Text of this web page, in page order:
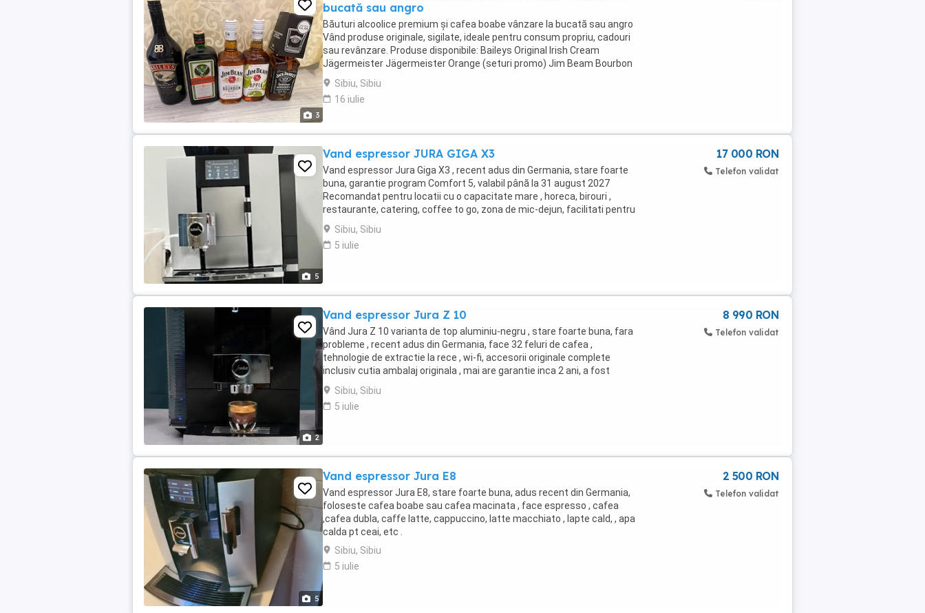
3
bucată sau angro
Băuturi alcoolice premium și cafea boabe vânzare la bucată sau angro
Vând produse originale, sigilate, ideale pentru consum propriu, cadouri
sau revânzare. Produse disponibile: Baileys Original Irish Cream
Jägermeister Jägermeister Orange (seturi promo) Jim Beam Bourbon
Jim Beam Apple Jack Daniel's ...
Sibiu, Sibiu
16 iulie
5
Vand espressor JURA GIGA X3
Vand espressor Jura Giga X3 , recent adus din Germania, stare foarte
buna, garantie program Comfort 5, valabil până la 31 august 2027
Recomandat pentru locatii cu o capacitate mare , horeca, birouri ,
restaurante, catering, coffee to go, zona de mic-dejun, facilitati pentru
sali de conferinta. Rasnita ...
Sibiu, Sibiu
5 iulie
17 000 RON
Telefon validat
2
Vand espressor Jura Z 10
Vând Jura Z 10 varianta de top aluminiu-negru , stare foarte buna, fara
probleme , recent adus din Germania, face 32 feluri de cafea ,
tehnologie de extractie la rece , wi-fi, accesorii originale complete
inclusiv cutia ambalaj originala , mai are garantie inca 2 ani, a fost
verificat pentru garantie ...
Sibiu, Sibiu
5 iulie
8 990 RON
Telefon validat
5
Vand espressor Jura E8
Vand espressor Jura E8, stare foarte buna, adus recent din Germania,
foloseste cafea boabe sau cafea macinata , face espresso , cafea
,cafea dubla, caffe latte, cappuccino, latte macchiato , lapte cald, , apa
calda pt ceai, etc .
Sibiu, Sibiu
5 iulie
2 500 RON
Telefon validat